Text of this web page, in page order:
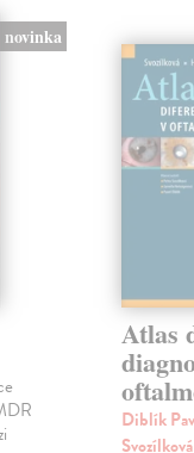
novinka
Atlas
Diblík